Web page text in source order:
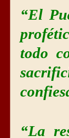
“El
todo
“La